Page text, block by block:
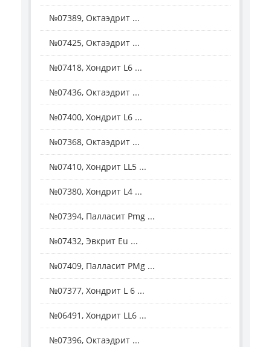
№07389, Октаэдрит ...
№07425, Октаэдрит ...
№07418, Хондрит L6 ...
№07436, Октаэдрит ...
№07400, Хондрит L6 ...
№07368, Октаэдрит ...
№07410, Хондрит LL5 ...
№07380, Хондрит L4 ...
№07394, Палласит Рmg ...
№07432, Эвкрит Eu ...
№07409, Палласит РMg ...
№07377, Хондрит L 6 ...
№06491, Хондрит LL6 ...
№07396, Октаэдрит ...